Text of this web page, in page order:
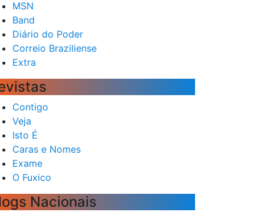
MSN
Band
Diário do Poder
Correio Braziliense
Extra
Contigo
Veja
Isto É
Caras e Nomes
Exame
O Fuxico
Nacionais